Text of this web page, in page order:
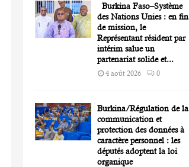
Burkina Faso–Système
des Nations Unies : en fin
de mission, le
Représentant résident par
intérim salue un
partenariat solide et...
4 août 2026 0
Burkina/Régulation de la
communication et
protection des données à
caractère personnel : les
députés adoptent la loi
organique